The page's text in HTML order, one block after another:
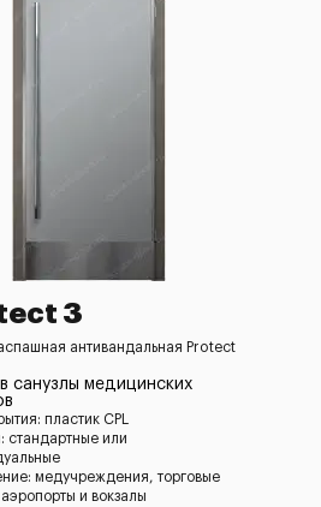
3
антивандальная Protect
санузлы медицинских
пластик CPL
стандартные или
медучреждения, торговые
и вокзалы